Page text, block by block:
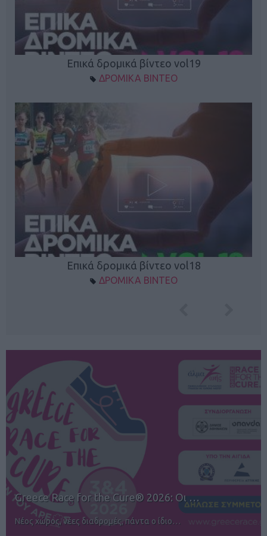
Επικά δρομικά βίντεο vol19
ΔΡΟΜΙΚΑ ΒΙΝΤΕΟ
Επικά δρομικά βίντεο vol18
ΔΡΟΜΙΚΑ ΒΙΝΤΕΟ
12ος TUI Rhodes Marathon: Άνοιγμα ε…
Αγώνες για όλους στην Ρόδο